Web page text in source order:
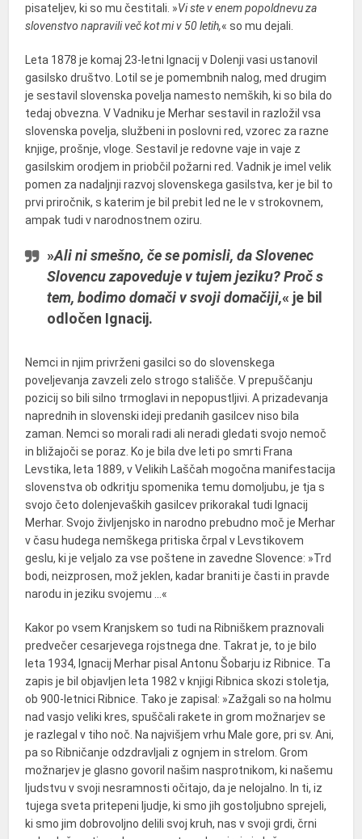
pisateljev, ki so mu čestitali. »Vi ste v enem popoldnevu za
slovenstvo napravili več kot mi v 50 letih,« so mu dejali.
Leta 1878 je komaj 23-letni Ignacij v Dolenji vasi ustanovil
gasilsko društvo. Lotil se je pomembnih nalog, med drugim
je sestavil slovenska povelja namesto nemških, ki so bila do
tedaj obvezna. V Vadniku je Merhar sestavil in razložil vsa
slovenska povelja, službeni in poslovni red, vzorec za razne
knjige, prošnje, vloge. Sestavil je redovne vaje in vaje z
gasilskim orodjem in priobčil požarni red. Vadnik je imel velik
pomen za nadaljnji razvoj slovenskega gasilstva, ker je bil to
prvi priročnik, s katerim je bil prebit led ne le v strokovnem,
ampak tudi v narodnostnem oziru.
»Ali ni smešno, če se pomisli, da Slovenec
Slovencu zapoveduje v tujem jeziku? Proč s
tem, bodimo domači v svoji domačiji,« je bil
odločen Ignacij.
Nemci in njim privrženi gasilci so do slovenskega
poveljevanja zavzeli zelo strogo stališče. V prepuščanju
pozicij so bili silno trmoglavi in nepopustljivi. A prizadevanja
naprednih in slovenski ideji predanih gasilcev niso bila
zaman. Nemci so morali radi ali neradi gledati svojo nemoč
in bližajoči se poraz. Ko je bila dve leti po smrti Frana
Levstika, leta 1889, v Velikih Laščah mogočna manifestacija
slovenstva ob odkritju spomenika temu domoljubu, je tja s
svojo četo dolenjevaških gasilcev prikorakal tudi Ignacij
Merhar. Svojo življenjsko in narodno prebudno moč je Merhar
v času hudega nemškega pritiska črpal v Levstikovem
geslu, ki je veljalo za vse poštene in zavedne Slovence: »Trd
bodi, neizprosen, mož jeklen, kadar braniti je časti in pravde
narodu in jeziku svojemu …«
Kakor po vsem Kranjskem so tudi na Ribniškem praznovali
predvečer cesarjevega rojstnega dne. Takrat je, to je bilo
leta 1934, Ignacij Merhar pisal Antonu Šobarju iz Ribnice. Ta
zapis je bil objavljen leta 1982 v knjigi Ribnica skozi stoletja,
ob 900-letnici Ribnice. Tako je zapisal: »Zažgali so na holmu
nad vasjo veliki kres, spuščali rakete in grom možnarjev se
je razlegal v tiho noč. Na najvišjem vrhu Male gore, pri sv. Ani,
pa so Ribničanje odzdravljali z ognjem in strelom. Grom
možnarjev je glasno govoril našim nasprotnikom, ki našemu
ljudstvu v svoji nesramnosti očitajo, da je nelojalno. In ti, iz
tujega sveta pritepeni ljudje, ki smo jih gostoljubno sprejeli,
ki smo jim dobrovoljno delili svoj kruh, nas v svoji grdi, črni